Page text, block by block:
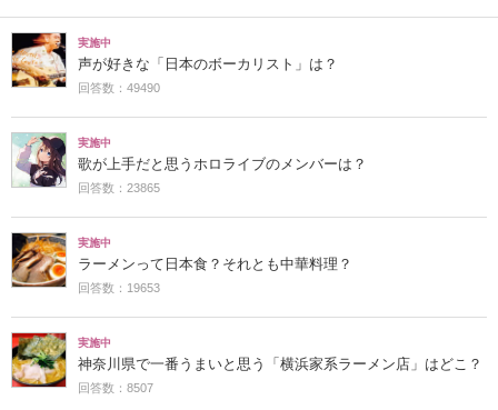
実施中
声が好きな「日本のボーカリスト」は？
回答数：49490
実施中
歌が上手だと思うホロライブのメンバーは？
回答数：23865
実施中
ラーメンって日本食？それとも中華料理？
回答数：19653
実施中
神奈川県で一番うまいと思う「横浜家系ラーメン店」はどこ？
回答数：8507